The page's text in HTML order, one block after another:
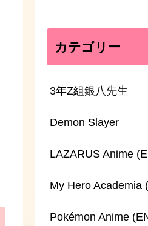
カテゴリー
3年Z組銀八先生
Demon Slayer
LAZARUS Anime
My Hero Academia
Pokémon Anime